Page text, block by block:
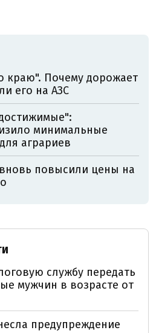
краю". Почему дорожает
его на АЗС
минимальные
аграриев
повысили цены на
службу передать
мужчин в возрасте от
предупреждение